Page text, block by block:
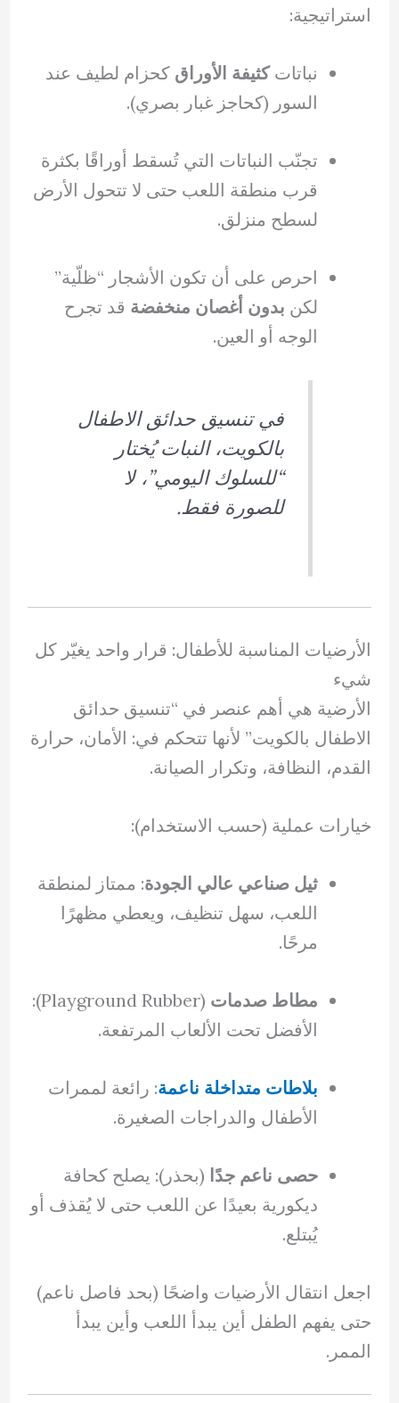
استراتيجية:
نباتاتكثيفة الأوراق كحزام لطيف عند
السور (كحاجز غبار بصري).
تجنّب النباتات التي تُسقط أوراقًا بكثرة
قرب منطقة اللعب حتى لا تتحول الأرض
لسطح منزلق.
احرص على أن تكون الأشجار “ظلّية”
لكن بدون أغصان منخفضة قد تجرح
الوجه أو العين.
في تنسيق حدائق الاطفال
بالكويت، النبات يُختار
“للسلوك اليومي”، لا
للصورة فقط.
الأرضيات المناسبة للأطفال: قرار واحد يغيّر كل
شيء
الأرضية هي أهم عنصر في “تنسيق حدائق
الاطفال بالكويت” لأنها تتحكم في: الأمان، حرارة
القدم، النظافة، وتكرار الصيانة.
خيارات عملية (حسب الاستخدام):
ثيل صناعي عالي الجودة: ممتاز لمنطقة
اللعب، سهل تنظيف، ويعطي مظهرًا
مرحًا.
مطاط صدمات
(Playground Rubber):
الأفضل تحت الألعاب المرتفعة.
بلاطات متداخلة ناعمة: رائعة لممرات
الأطفال والدراجات الصغيرة.
حصى ناعم جدًا (بحذر): يصلح كحافة
ديكورية بعيدًا عن اللعب حتى لا يُقذف أو
يُبتلع.
اجعل انتقال الأرضيات واضحًا (بحد فاصل ناعم)
حتى يفهم الطفل أين يبدأ اللعب وأين يبدأ
الممر.